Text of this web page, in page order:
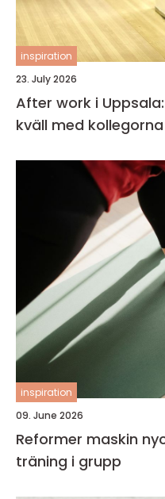
inspiration
23. July 2026
After work i
kväll med kollegorna
inspiration
09. June 2026
Reformer maskin nyckeln till effektiv, modern
träning i grupp